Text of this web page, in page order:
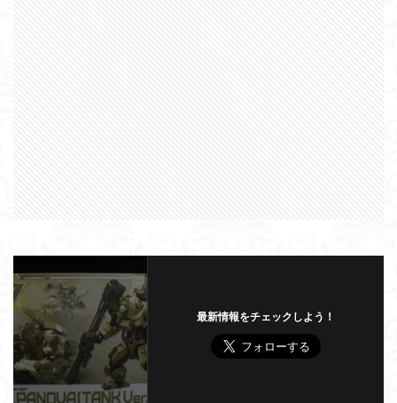
最新情報をチェックしよう！